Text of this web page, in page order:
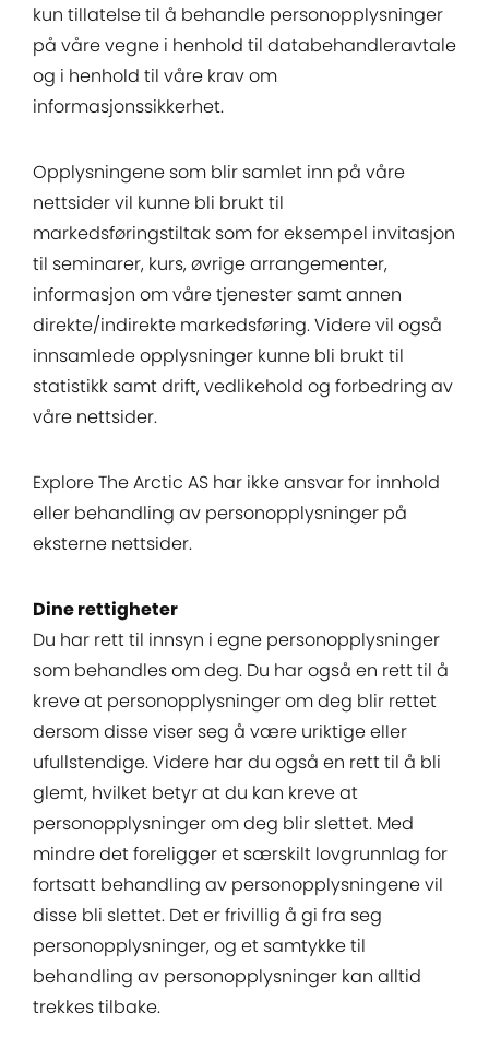
kun tillatelse til å behandle personopplysninger
på våre vegne i henhold til databehandleravtale
og i henhold til våre krav om
informasjonssikkerhet.
Opplysningene som blir samlet inn på våre
nettsider vil kunne bli brukt til
markedsføringstiltak som for eksempel invitasjon
til seminarer, kurs, øvrige arrangementer,
informasjon om våre tjenester samt annen
direkte/indirekte markedsføring. Videre vil også
innsamlede opplysninger kunne bli brukt til
statistikk samt drift, vedlikehold og forbedring av
våre nettsider.
Explore The Arctic AS har ikke ansvar for innhold
eller behandling av personopplysninger på
eksterne nettsider.
Dine rettigheter
Du har rett til innsyn i egne personopplysninger
som behandles om deg. Du har også en rett til å
kreve at personopplysninger om deg blir rettet
dersom disse viser seg å være uriktige eller
ufullstendige. Videre har du også en rett til å bli
glemt, hvilket betyr at du kan kreve at
personopplysninger om deg blir slettet. Med
mindre det foreligger et særskilt lovgrunnlag for
fortsatt behandling av personopplysningene vil
disse bli slettet. Det er frivillig å gi fra seg
personopplysninger, og et samtykke til
behandling av personopplysninger kan alltid
trekkes tilbake.